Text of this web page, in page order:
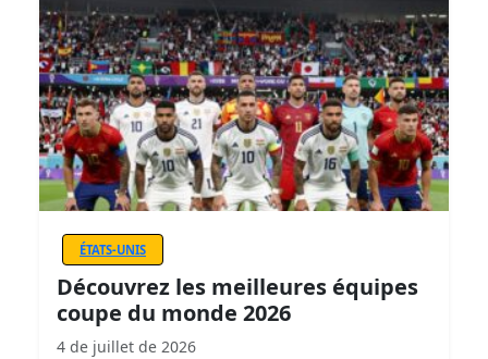
ÉTATS-UNIS
Découvrez les meilleures équipes
coupe du monde 2026
4 de juillet de 2026